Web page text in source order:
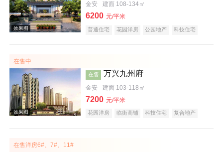
效果图
金安 建面 108-134㎡
6200 元/平米
普通住宅 花园洋房 公园地产
科技住宅
在售中
在售 万兴九州府
金安 建面 103-118㎡
7200 元/平米
花园洋房 临街商铺 科技住宅
复合地产
在售洋房6#、7#、11#